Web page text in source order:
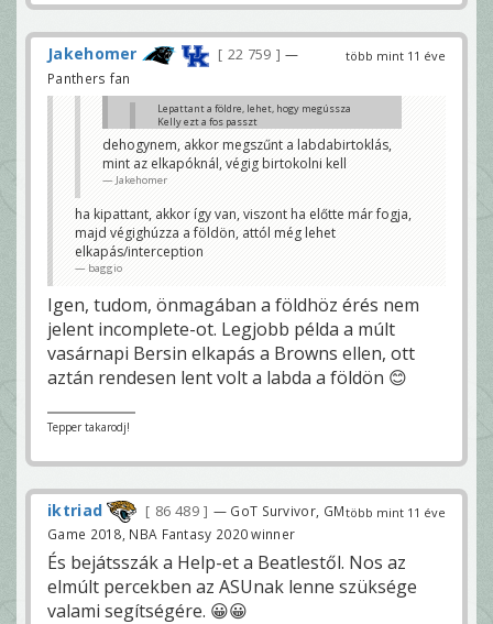
több mint 11 éve
Jakehomer 22 759
—
Panthers fan
Lepattant a földre, lehet, hogy megússza
Kelly ezt a fos passzt
ha előtte is birtokolta, akkor tulajdonképpen nem is
számít
dehogynem, akkor megszűnt a labdabirtoklás,
mint az elkapóknál, végig birtokolni kell
Jakehomer
ha kipattant, akkor így van, viszont ha előtte már fogja,
majd végighúzza a földön, attól még lehet
elkapás/interception
baggio
Igen, tudom, önmagában a földhöz érés nem
jelent incomplete-ot. Legjobb példa a múlt
vasárnapi Bersin elkapás a Browns ellen, ott
aztán rendesen lent volt a labda a földön 😊
Tepper takarodj!
több mint 11 éve
iktriad 86 489
— GoT Survivor, GM
Game 2018, NBA Fantasy 2020 winner
És bejátsszák a Help-et a Beatlestől. Nos az
elmúlt percekben az ASUnak lenne szüksége
valami segítségére. 😀😀